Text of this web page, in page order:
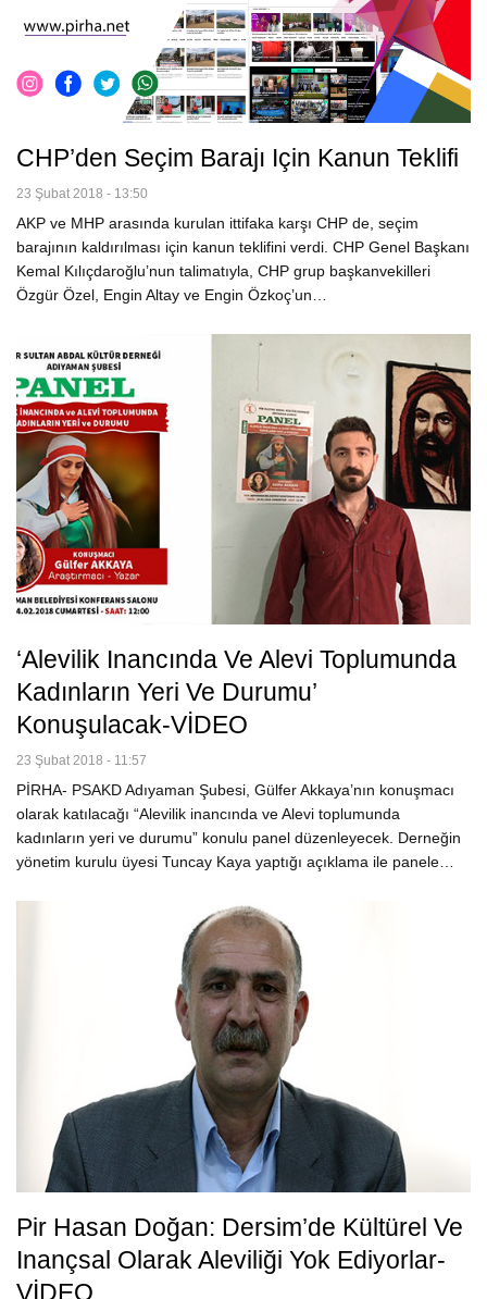
CHP’den Seçim Barajı Için Kanun Teklifi
23 Şubat 2018 - 13:50
AKP ve MHP arasında kurulan ittifaka karşı CHP de, seçim
barajının kaldırılması için kanun teklifini verdi. CHP Genel Başkanı
Kemal Kılıçdaroğlu’nun talimatıyla, CHP grup başkanvekilleri
Özgür Özel, Engin Altay ve Engin Özkoç’un…
‘Alevilik Inancında Ve Alevi Toplumunda
Kadınların Yeri Ve Durumu’
Konuşulacak-VİDEO
23 Şubat 2018 - 11:57
PİRHA- PSAKD Adıyaman Şubesi, Gülfer Akkaya’nın konuşmacı
olarak katılacağı “Alevilik inancında ve Alevi toplumunda
kadınların yeri ve durumu” konulu panel düzenleyecek. Derneğin
yönetim kurulu üyesi Tuncay Kaya yaptığı açıklama ile panele…
Pir Hasan Doğan: Dersim’de Kültürel Ve
Inançsal Olarak Aleviliği Yok Ediyorlar-
VİDEO